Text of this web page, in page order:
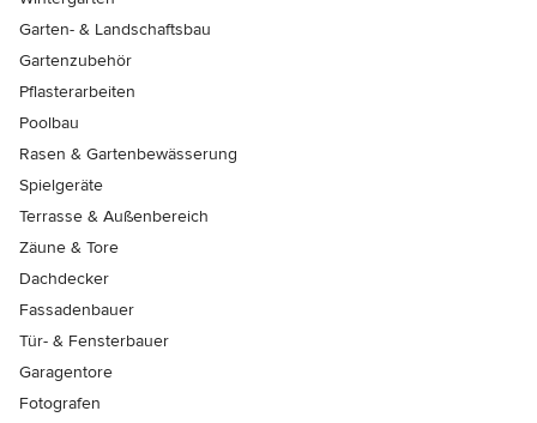
Garten- & Landschaftsbau
Gartenzubehör
Pflasterarbeiten
Poolbau
Rasen & Gartenbewässerung
Spielgeräte
Terrasse & Außenbereich
Zäune & Tore
Dachdecker
Fassadenbauer
Tür- & Fensterbauer
Garagentore
Fotografen